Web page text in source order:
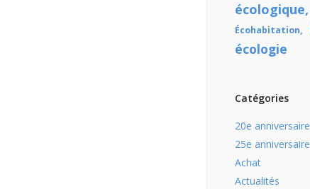
écologique
Écohabitation
écologie
Catégories
20e anniversaire
25e anniversaire
Achat
Actualités